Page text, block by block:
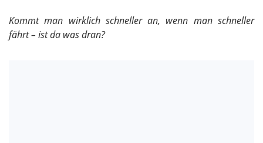
Kommt man wirklich schneller an, wenn man schneller
fährt – ist da was dran?